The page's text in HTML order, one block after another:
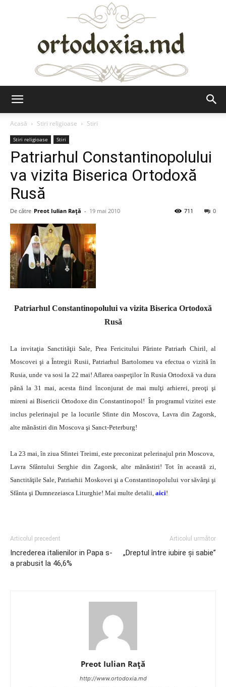
Acasă
Stiri religioase Stiri
Stiri religioase Stiri
Patriarhul Constantinopolului
va vizita Biserica Ortodoxă
Rusă
De către Preot Iulian Raţă - 19 mai 2010 0
711
Patriarhul Constantinopolului va vizita Biserica Ortodoxă
Rusă
La invitaţia Sanctităţii Sale, Prea Fericitului Părinte Patriarh Chiril, al
Moscovei şi a Întregii Rusii, Patriarhul Bartolomeu va efectua o vizită în
Rusia, unde va sosi la 22 mai! Aflarea oaspeţilor în Rusia Ortodoxă va dura
până la 31 mai, acesta fiind înconjurat de mai mulţi arhierei, preoţi şi
mireni ai Bisericii Ortodoxe din Constantinopol! În programul vizitei este
inclus pelerinajul pe la locurile Sfinte din Moscova, Lavra din Zagorsk,
alte mănăstiri din Moscova şi Sanct-Peterburg!
La 23 mai, în ziua Sfintei Treimi, este preconizat pelerinajul prin Moscova,
Lavra Sfântului Serghie din Zagorsk, alte mănăstiri! Tot în această zi,
Sanctităţile Sale, Patriarhii Moskovei şi a Constantinopolului vor săvârşi şi
Sfânta şi Dumnezeiasca Liturghie! Mai multe detalii, aici!
Articolul precedent
Increderea italienilor in Papa s-
a prabusit la 46,6%
Articolul următor
„Dreptul între iubire şi sabie”
Preot Iulian Raţă
http://www.ortodoxia.md